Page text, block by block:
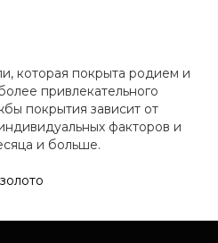
которая покрыта родием и
привлекательного
покрытия зависит от
факторов и
и больше.